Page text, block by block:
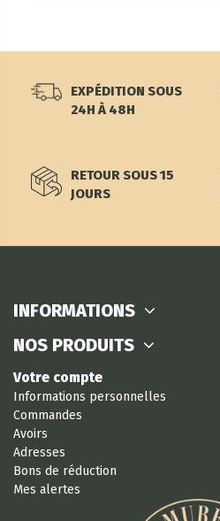
EXPÉDITION SOUS
24H À 48H
RETOUR SOUS 15
JOURS
INFORMATIONS
NOS PRODUITS
Votre compte
Informations personnelles
Commandes
Avoirs
Adresses
Bons de réduction
Mes alertes